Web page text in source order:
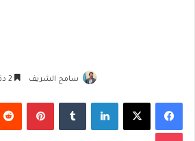
سامح الشريف
فيسبوك لينكدإن بينتيريست